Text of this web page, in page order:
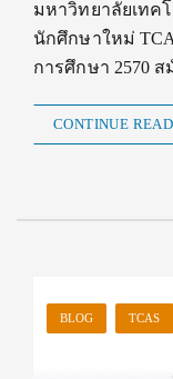
มหาวิทยาลัยเทค
นักศึกษาใหม่
การศึกษา 2570
CONTINUE
BLOG TCAS